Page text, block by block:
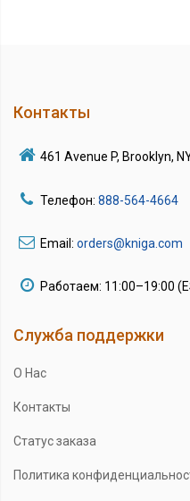
Контакты
461 Avenue P, Brooklyn,
Телефон: 888-564-4664
Email: orders@kniga.com
Работаем: 11:00–19:00
Служба поддержки
О Нас
Контакты
Статус заказа
Политика